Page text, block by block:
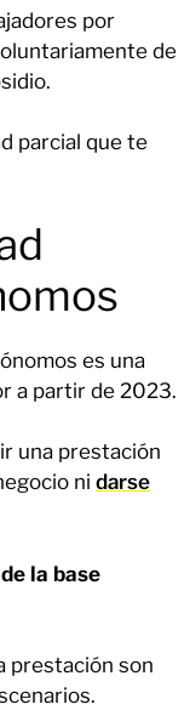
por
de
parcial que te
es una
a partir de 2023.
una prestación
ni darse
la base
prestación son